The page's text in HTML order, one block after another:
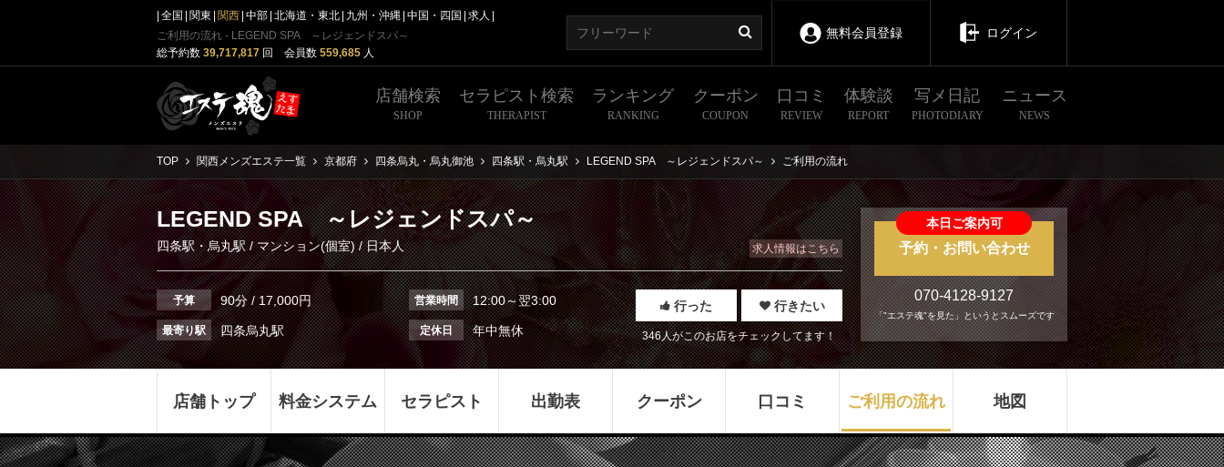
全国 関東 関西 中部 北海道・東北 九州・沖縄 中国・四国
求人
ご利用の流れ - LEGEND SPA ～レジェンドスパ～
総予約数 39,717,817 回 会員数 559,685 人
無料会員登録 ログイン
店舗検索
SHOP
セラピスト検索
THERAPIST
ランキング
RANKING
クーポン
COUPON
口コミ
REVIEW
体験談
REPORT
写メ日記
PHOTODIARY
ニュース
NEWS
TOP 関西メンズエステ一覧 京都府 四条烏丸・烏丸御池 四条駅・烏丸駅 LEGEND SPA ～レジェンドスパ～ ご利用の流れ
LEGEND SPA ～レジェンドスパ～
四条駅・烏丸駅/マンション(個室)/ 日本人
予算 90分 / 17,000円 営業時間 12:00～翌3:00
最寄り駅 四条烏丸駅 定休日 年中無休
行った 行きたい
346人がこのお店をチェックしてます！
求人情報はこちら
本日ご案内可
予約・お問い合わせ
070-4128-9127
「"エステ魂"を見た」というとスムーズです
店舗トップ 料金システム セラピスト 出勤表 クーポン 口コミ ご利用の流れ 地図